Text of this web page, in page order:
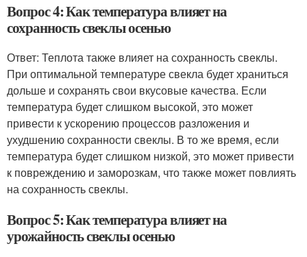
Вопрос 4: Как температура влияет на
сохранность свеклы осенью
Ответ: Теплота также влияет на сохранность свеклы.
При оптимальной температуре свекла будет храниться
дольше и сохранять свои вкусовые качества. Если
температура будет слишком высокой, это может
привести к ускорению процессов разложения и
ухудшению сохранности свеклы. В то же время, если
температура будет слишком низкой, это может привести
к повреждению и заморозкам, что также может повлиять
на сохранность свеклы.
Вопрос 5: Как температура влияет на
урожайность свеклы осенью